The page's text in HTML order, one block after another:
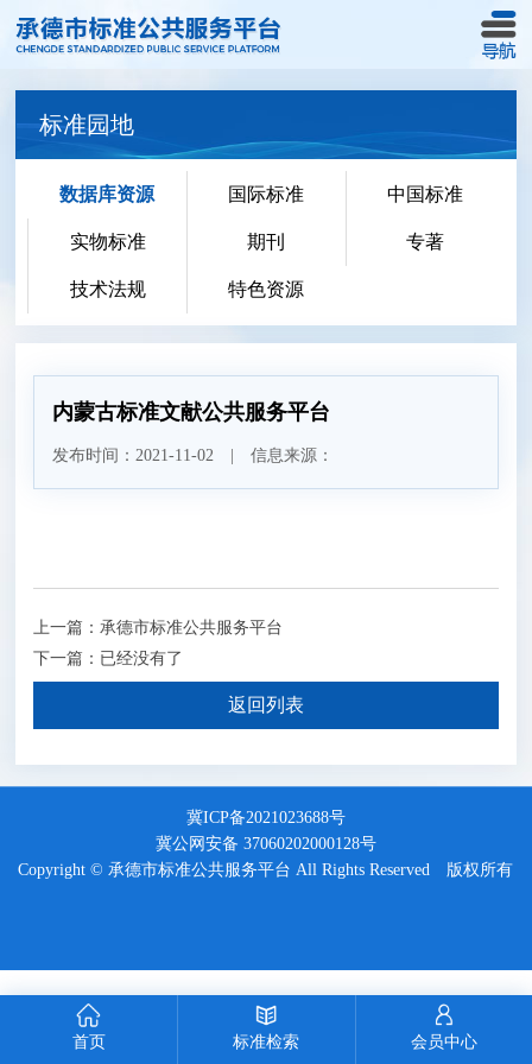
标准园地
数据库资源 国际标准 中国标准
实物标准 期刊 专著
技术法规 特色资源
内蒙古标准文献公共服务平台
发布时间：2021-11-02 | 信息来源：
上一篇：承德市标准公共服务平台
下一篇：已经没有了
返回列表
冀ICP备2021023688号
冀公网安备 37060202000128号
Copyright © 承德市标准公共服务平台 All Rights Reserved 版权所有
首页 标准检索 会员中心